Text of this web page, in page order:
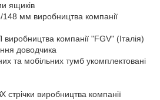
ящиків
148 мм виробництва компанії
компанії "FGV" (Італія)
доводчика
та мобільних тумб укомплектовані
виробництва компанії